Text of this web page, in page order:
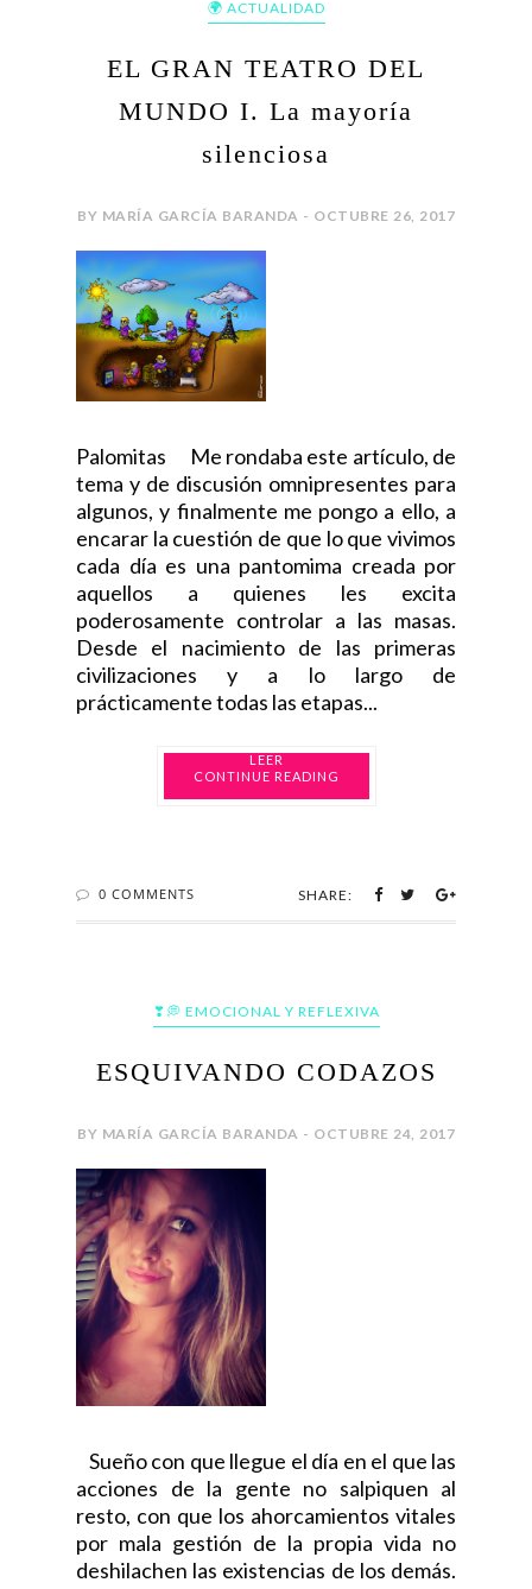
🌍 ACTUALIDAD
EL GRAN TEATRO DEL
MUNDO I. La mayoría
silenciosa
BY MARÍA GARCÍA BARANDA - OCTUBRE 26, 2017
Palomitas Me rondaba este artículo, de
tema y de discusión omnipresentes para
algunos, y finalmente me pongo a ello, a
encarar la cuestión de que lo que vivimos
cada día es una pantomima creada por
aquellos a quienes les excita
poderosamente controlar a las masas.
Desde el nacimiento de las primeras
civilizaciones y a lo largo de
prácticamente todas las etapas...
CONTINUE READING
0 COMMENTS SHARE:
❣💭 EMOCIONAL Y REFLEXIVA
ESQUIVANDO CODAZOS
BY MARÍA GARCÍA BARANDA - OCTUBRE 24, 2017
Sueño con que llegue el día en el que las
acciones de la gente no salpiquen al
resto, con que los ahorcamientos vitales
por mala gestión de la propia vida no
deshilachen las existencias de los demás.